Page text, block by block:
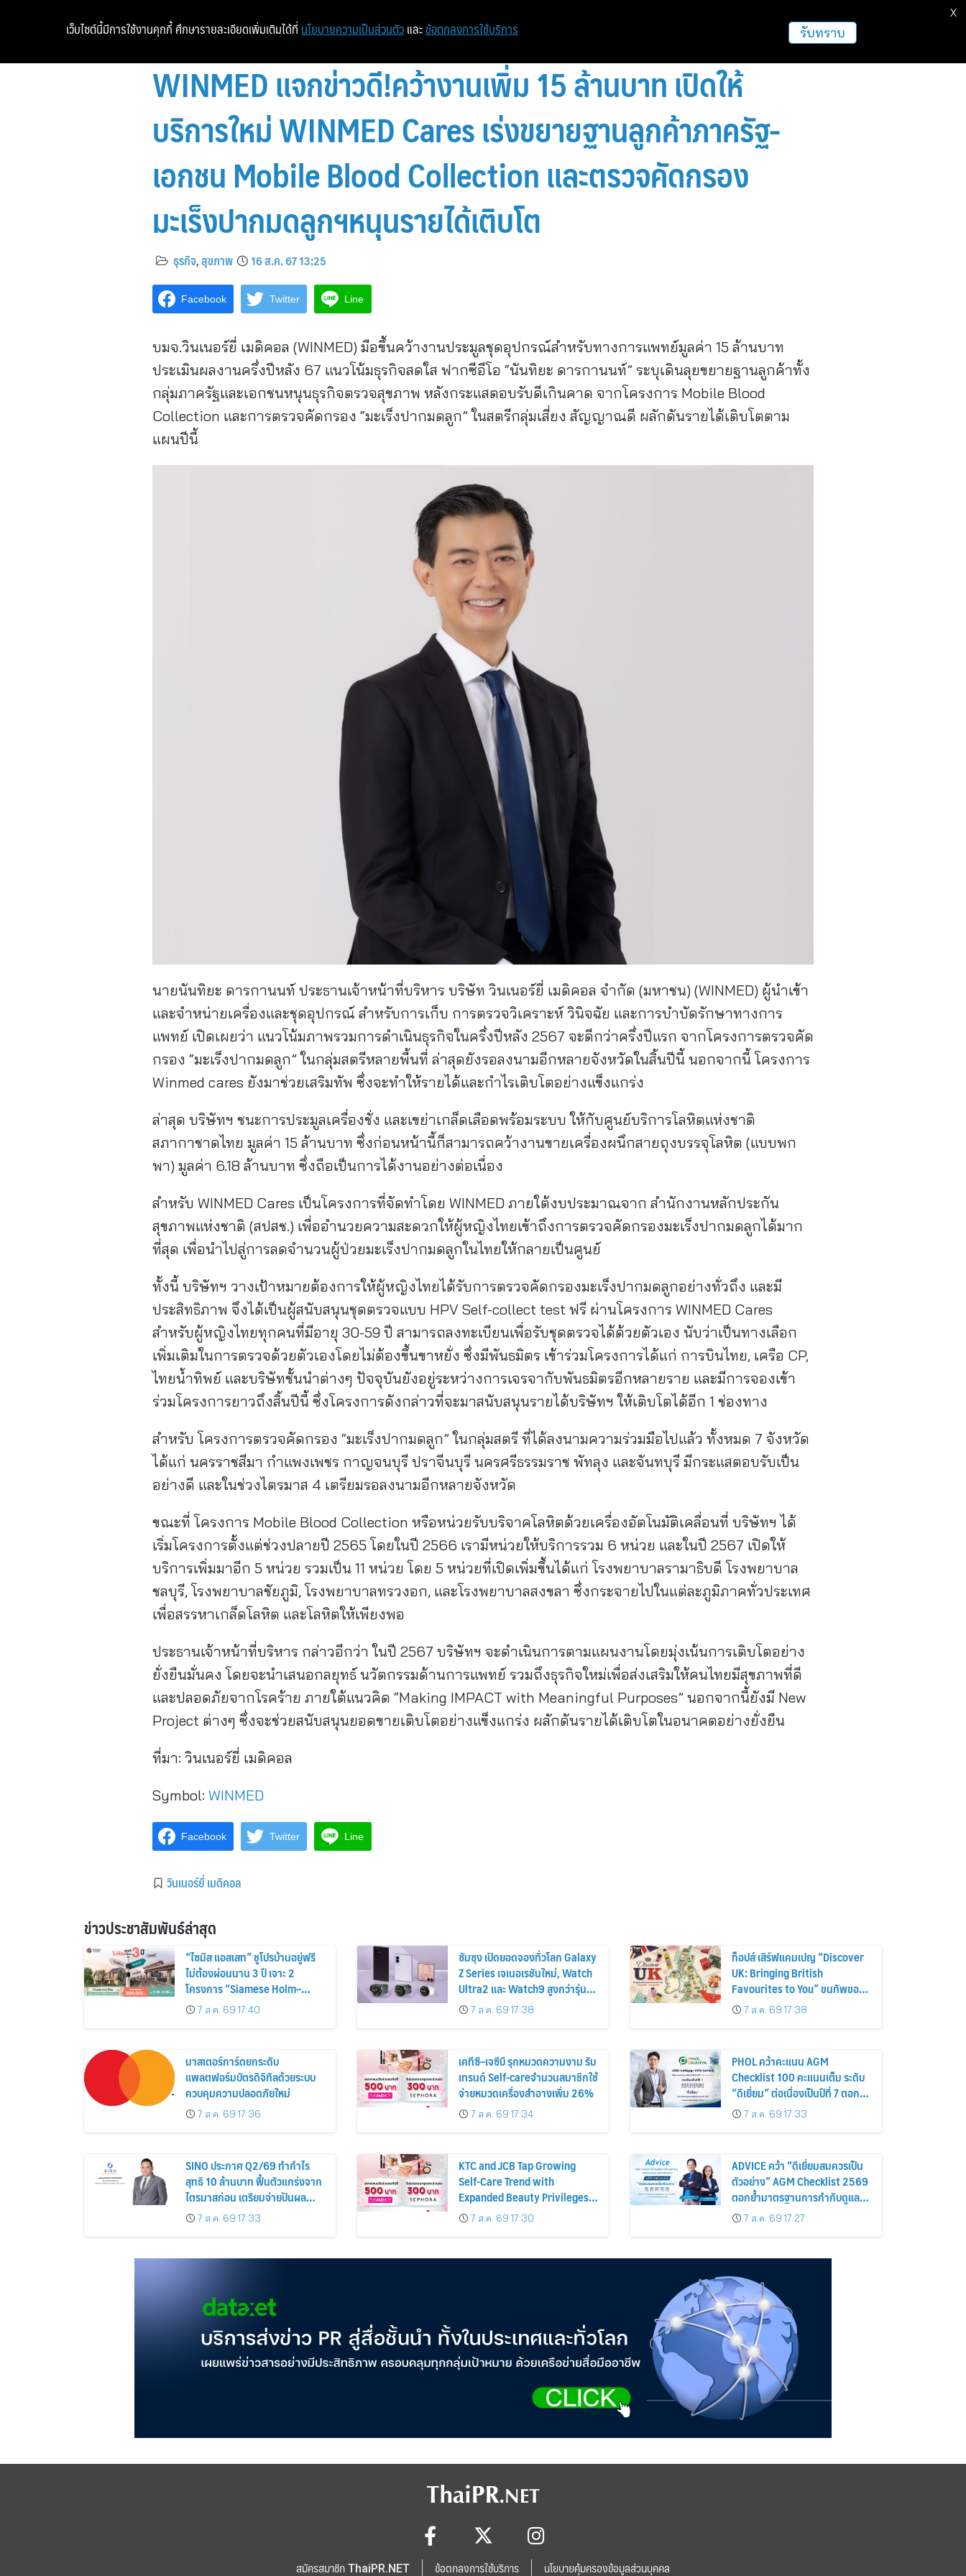
หน้าแรก ท่องเที่ยว ฝากข่าวประชาสัมพันธ์
WINMED แจกข่าวดี!คว้างานเพิ่ม 15 ล้านบาท เปิดให้
บริการใหม่ WINMED Cares เร่งขยายฐานลูกค้าภาครัฐ-
เอกชน Mobile Blood Collection และตรวจคัดกรอง
มะเร็งปากมดลูกฯหนุนรายได้เติบโต
ธุรกิจ,สุขภาพ 16 ส.ค. 67 13:25
Facebook Twitter Line
บมจ.วินเนอร์ยี่ เมดิคอล (WINMED) มือขึ้นคว้างานประมูลชุดอุปกรณ์สำหรับทางการแพทย์มูลค่า 15 ล้านบาท
ประเมินผลงานครึ่งปีหลัง 67 แนวโน้มธุรกิจสดใส ฟากซีอีโอ “นันทิยะ ดารกานนท์” ระบุเดินลุยขยายฐานลูกค้าทั้ง
กลุ่มภาครัฐและเอกชนหนุนธุรกิจตรวจสุขภาพ หลังกระแสตอบรับดีเกินคาด จากโครงการ Mobile Blood
Collection และการตรวจคัดกรอง “มะเร็งปากมดลูก” ในสตรีกลุ่มเสี่ยง สัญญาณดี ผลักดันรายได้เติบโตตาม
แผนปีนี้
นายนันทิยะ ดารกานนท์ ประธานเจ้าหน้าที่บริหาร บริษัท วินเนอร์ยี่ เมดิคอล จำกัด (มหาชน) (WINMED) ผู้นำเข้า
และจำหน่ายเครื่องและชุดอุปกรณ์ สำหรับการเก็บ การตรวจวิเคราะห์ วินิจฉัย และการบำบัดรักษาทางการ
แพทย์ เปิดเผยว่า แนวโน้มภาพรวมการดำเนินธุรกิจในครึ่งปีหลัง 2567 จะดีกว่าครึ่งปีแรก จากโครงการตรวจคัด
กรอง “มะเร็งปากมดลูก” ในกลุ่มสตรีหลายพื้นที่ ล่าสุดยังรอลงนามอีกหลายจังหวัดในสิ้นปีนี้ นอกจากนี้ โครงการ
Winmed cares ยังมาช่วยเสริมทัพ ซึ่งจะทำให้รายได้และกำไรเติบโตอย่างแข็งแกร่ง
ล่าสุด บริษัทฯ ชนะการประมูลเครื่องชั่ง และเขย่าเกล็ดเลือดพร้อมระบบ ให้กับศูนย์บริการโลหิตแห่งชาติ
สภากาชาดไทย มูลค่า 15 ล้านบาท ซึ่งก่อนหน้านี้ก็สามารถคว้างานขายเครื่องผนึกสายถุงบรรจุโลหิต (แบบพก
พา) มูลค่า 6.18 ล้านบาท ซึ่งถือเป็นการได้งานอย่างต่อเนื่อง
สำหรับ WINMED Cares เป็นโครงการที่จัดทำโดย WINMED ภายใต้งบประมาณจาก สำนักงานหลักประกัน
สุขภาพแห่งชาติ (สปสช.) เพื่ออำนวยความสะดวกให้ผู้หญิงไทยเข้าถึงการตรวจคัดกรองมะเร็งปากมดลูกได้มาก
ที่สุด เพื่อนำไปสู่การลดจำนวนผู้ป่วยมะเร็งปากมดลูกในไทยให้กลายเป็นศูนย์
ทั้งนี้ บริษัทฯ วางเป้าหมายต้องการให้ผู้หญิงไทยได้รับการตรวจคัดกรองมะเร็งปากมดลูกอย่างทั่วถึง และมี
ประสิทธิภาพ จึงได้เป็นผู้สนับสนุนชุดตรวจแบบ HPV Self-collect test ฟรี ผ่านโครงการ WINMED Cares
สำหรับผู้หญิงไทยทุกคนที่มีอายุ 30-59 ปี สามารถลงทะเบียนเพื่อรับชุดตรวจได้ด้วยตัวเอง นับว่าเป็นทางเลือก
เพิ่มเติมในการตรวจด้วยตัวเองโดยไม่ต้องขึ้นขาหยั่ง ซึ่งมีพันธมิตร เข้าร่วมโครงการได้แก่ การบินไทย, เครือ CP,
ไทยน้ำทิพย์ และบริษัทชั้นนำต่างๆ ปัจจุบันยังอยู่ระหว่างการเจรจากับพันธมิตรอีกหลายราย และมีการจองเข้า
ร่วมโครงการยาวถึงสิ้นปีนี้ ซึ่งโครงการดังกล่าวที่จะมาสนับสนุนรายได้บริษัทฯ ให้เติบโตได้อีก 1 ช่องทาง
สำหรับ โครงการตรวจคัดกรอง “มะเร็งปากมดลูก” ในกลุ่มสตรี ที่ได้ลงนามความร่วมมือไปแล้ว ทั้งหมด 7 จังหวัด
ได้แก่ นครราชสีมา กำแพงเพชร กาญจนบุรี ปราจีนบุรี นครศรีธรรมราช พัทลุง และจันทบุรี มีกระแสตอบรับเป็น
อย่างดี และในช่วงไตรมาส 4 เตรียมรอลงนามอีกหลายจังหวัด
ขณะที่ โครงการ Mobile Blood Collection หรือหน่วยรับบริจาคโลหิตด้วยเครื่องอัตโนมัติเคลื่อนที่ บริษัทฯ ได้
เริ่มโครงการตั้งแต่ช่วงปลายปี 2565 โดยในปี 2566 เรามีหน่วยให้บริการรวม 6 หน่วย และในปี 2567 เปิดให้
บริการเพิ่มมาอีก 5 หน่วย รวมเป็น 11 หน่วย โดย 5 หน่วยที่เปิดเพิ่มขึ้นได้แก่ โรงพยาบาลรามาธิบดี โรงพยาบาล
ชลบุรี, โรงพยาบาลชัยภูมิ, โรงพยาบาลทรวงอก, และโรงพยาบาลสงขลา ซึ่งกระจายไปในแต่ละภูมิภาคทั่วประเทศ
เพื่อสรรหาเกล็ดโลหิต และโลหิตให้เพียงพอ
ประธานเจ้าหน้าที่บริหาร กล่าวอีกว่า ในปี 2567 บริษัทฯ จะดำเนินการตามแผนงานโดยมุ่งเน้นการเติบโตอย่าง
ยั่งยืนมั่นคง โดยจะนำเสนอกลยุทธ์ นวัตกรรมด้านการแพทย์ รวมถึงธุรกิจใหม่เพื่อส่งเสริมให้คนไทยมีสุขภาพที่ดี
และปลอดภัยจากโรคร้าย ภายใต้แนวคิด “Making IMPACT with Meaningful Purposes” นอกจากนี้ยังมี New
Project ต่างๆ ซึ่งจะช่วยสนับสนุนยอดขายเติบโตอย่างแข็งแกร่ง ผลักดันรายได้เติบโตในอนาคตอย่างยั่งยืน
ที่มา: วินเนอร์ยี่ เมดิคอล
Symbol: WINMED
Facebook Twitter Line
วินเนอร์ยี่ เมดิคอล
ข่าวประชาสัมพันธ์ล่าสุด
“ไซมิส แอสเสท” ชูโปรบ้านอยู่ฟรี
ไม่ต้องผ่อนนาน 3 ปี เจาะ 2
โครงการ “Siamese Holm–
Siamese Blossom” พร้อม
ส่วนลดและสิทธิพิเศษถึง 31
7 ส.ค. 69 17:40
ซัมซุง เปิดยอดจองทั่วโลก Galaxy
Z Series เจเนอเรชันใหม่, Watch
Ultra2 และ Watch9 สูงกว่ารุ่น
ก่อนหน้ากว่า 30%
7 ส.ค. 69 17:38
ท็อปส์ เสิร์ฟแคมเปญ “Discover
UK: Bringing British
Favourites to You” ขนทัพของ
อร่อยและไอเท็มฮิตจากสหราช
อาณาจักร ส่งตรงถึงมือตั้งแต่วัน
7 ส.ค. 69 17:38
มาสเตอร์การ์ดยกระดับ
แพลตฟอร์มบัตรดิจิทัลด้วยระบบ
ควบคุมความปลอดภัยใหม่
7 ส.ค. 69 17:36
เคทีซี–เจซีบี รุกหมวดความงาม รับ
เทรนด์ Self-careจำนวนสมาชิกใช้
จ่ายหมวดเครื่องสำอางเพิ่ม 26%
7 ส.ค. 69 17:34
PHOL คว้าคะแนน AGM
Checklist 100 คะแนนเต็ม ระดับ
“ดีเยี่ยม” ต่อเนื่องเป็นปีที่ 7 ตอกย้ำ
การดำเนินธุรกิจตามหลักธรรมาภิ
บาล โปร่งใส สร้างความเชื่อมั่นผู้
7 ส.ค. 69 17:33
SINO ประกาศ Q2/69 ทำกำไร
สุทธิ 10 ล้านบาท ฟื้นตัวแกร่งจาก
ไตรมาสก่อน เตรียมจ่ายปันผล
ระหว่างกาล 0.014423 บาทต่อหุ้น
ครึ่งปีหลังมุ่งเติบโตต่อเนื่อง
7 ส.ค. 69 17:33
KTC and JCB Tap Growing
Self-Care Trend with
Expanded Beauty Privileges
Number of KTC JCB
Cardmembers Spending on
7 ส.ค. 69 17:30
ADVICE คว้า “ดีเยี่ยมสมควรเป็น
ตัวอย่าง” AGM Checklist 2569
ตอกย้ำมาตรฐานการกำกับดูแล
กิจการที่ดี
7 ส.ค. 69 17:27
สมัครสมาชิก ThaiPR.NET ข้อตกลงการใช้บริการ นโยบายคุ้มครองข้อมูลส่วนบุคคล
เว็บไซต์นี้มีการใช้งานคุกกี้ ศึกษารายละเอียดเพิ่มเติมได้ที่ นโยบายความเป็นส่วนตัว และ ข้อตกลงการใช้บริการ รับทราบ
X